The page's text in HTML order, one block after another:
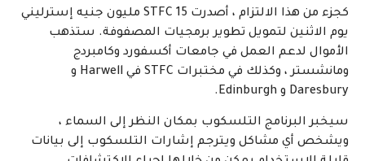
كجزء من هذا الالتزام ، أصدرت STFC 15 مليون جنيه إسترليني
يوم الاثنين لتمويل تطوير برمجيات المصفوفة. ستذهب
الأموال لدعم العمل في جامعات أكسفورد وكامبردج
ومانشستر ، وكذلك في مختبرات STFC في Harwell و
Daresbury و Edinburgh.
سيخبر البرنامج التلسكوب بمكان النظر إلى السماء ،
ويشخص أي مشاكل ويترجم إشارات التلسكوب إلى بيانات